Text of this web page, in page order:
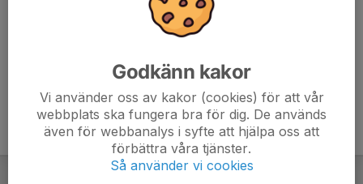
Godkänn kakor
Vi använder oss av kakor (cookies) för att vår
webbplats ska fungera bra för dig. De används
även för webbanalys i syfte att hjälpa oss att
förbättra våra tjänster.
Så använder vi cookies